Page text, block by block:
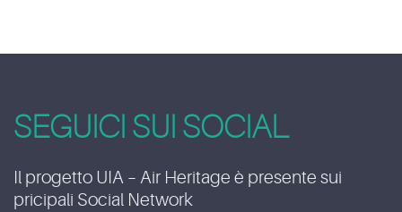
SEGUICI SUI SOCIAL
Il progetto UIA – Air Heritage è presente sui
pricipali Social Network